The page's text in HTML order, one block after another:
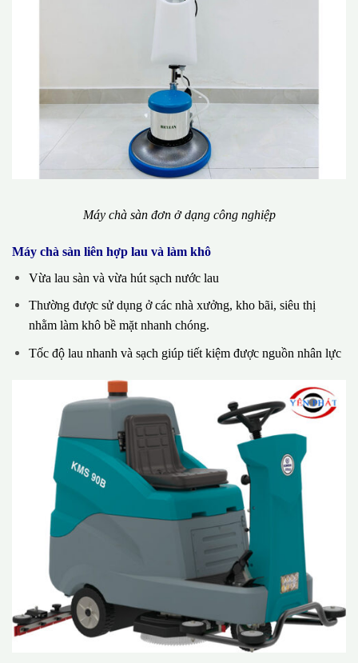
Máy chà sàn đơn ở dạng công nghiệp
Máy chà sàn liên hợp lau và làm khô
Vừa lau sàn và vừa hút sạch nước lau
Thường được sử dụng ở các nhà xưởng, kho bãi, siêu thị
nhằm làm khô bề mặt nhanh chóng.
Tốc độ lau nhanh và sạch giúp tiết kiệm được nguồn nhân lực